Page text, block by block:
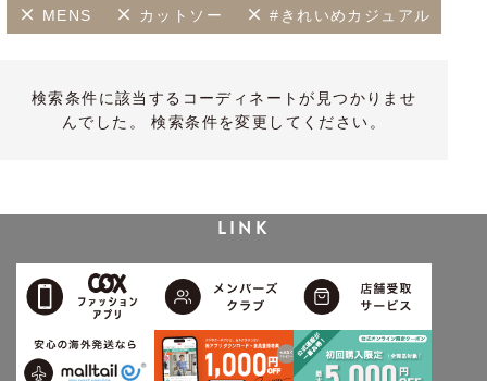
MENS カットソー #きれいめカジュアル
検索条件に該当するコーディネートが見つかりませ
んでした。 検索条件を変更してください。
LINK